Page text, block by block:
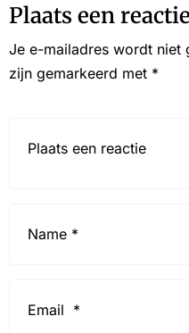
Plaats een reactie
Je e-mailadres wordt niet
zijn gemarkeerd met *